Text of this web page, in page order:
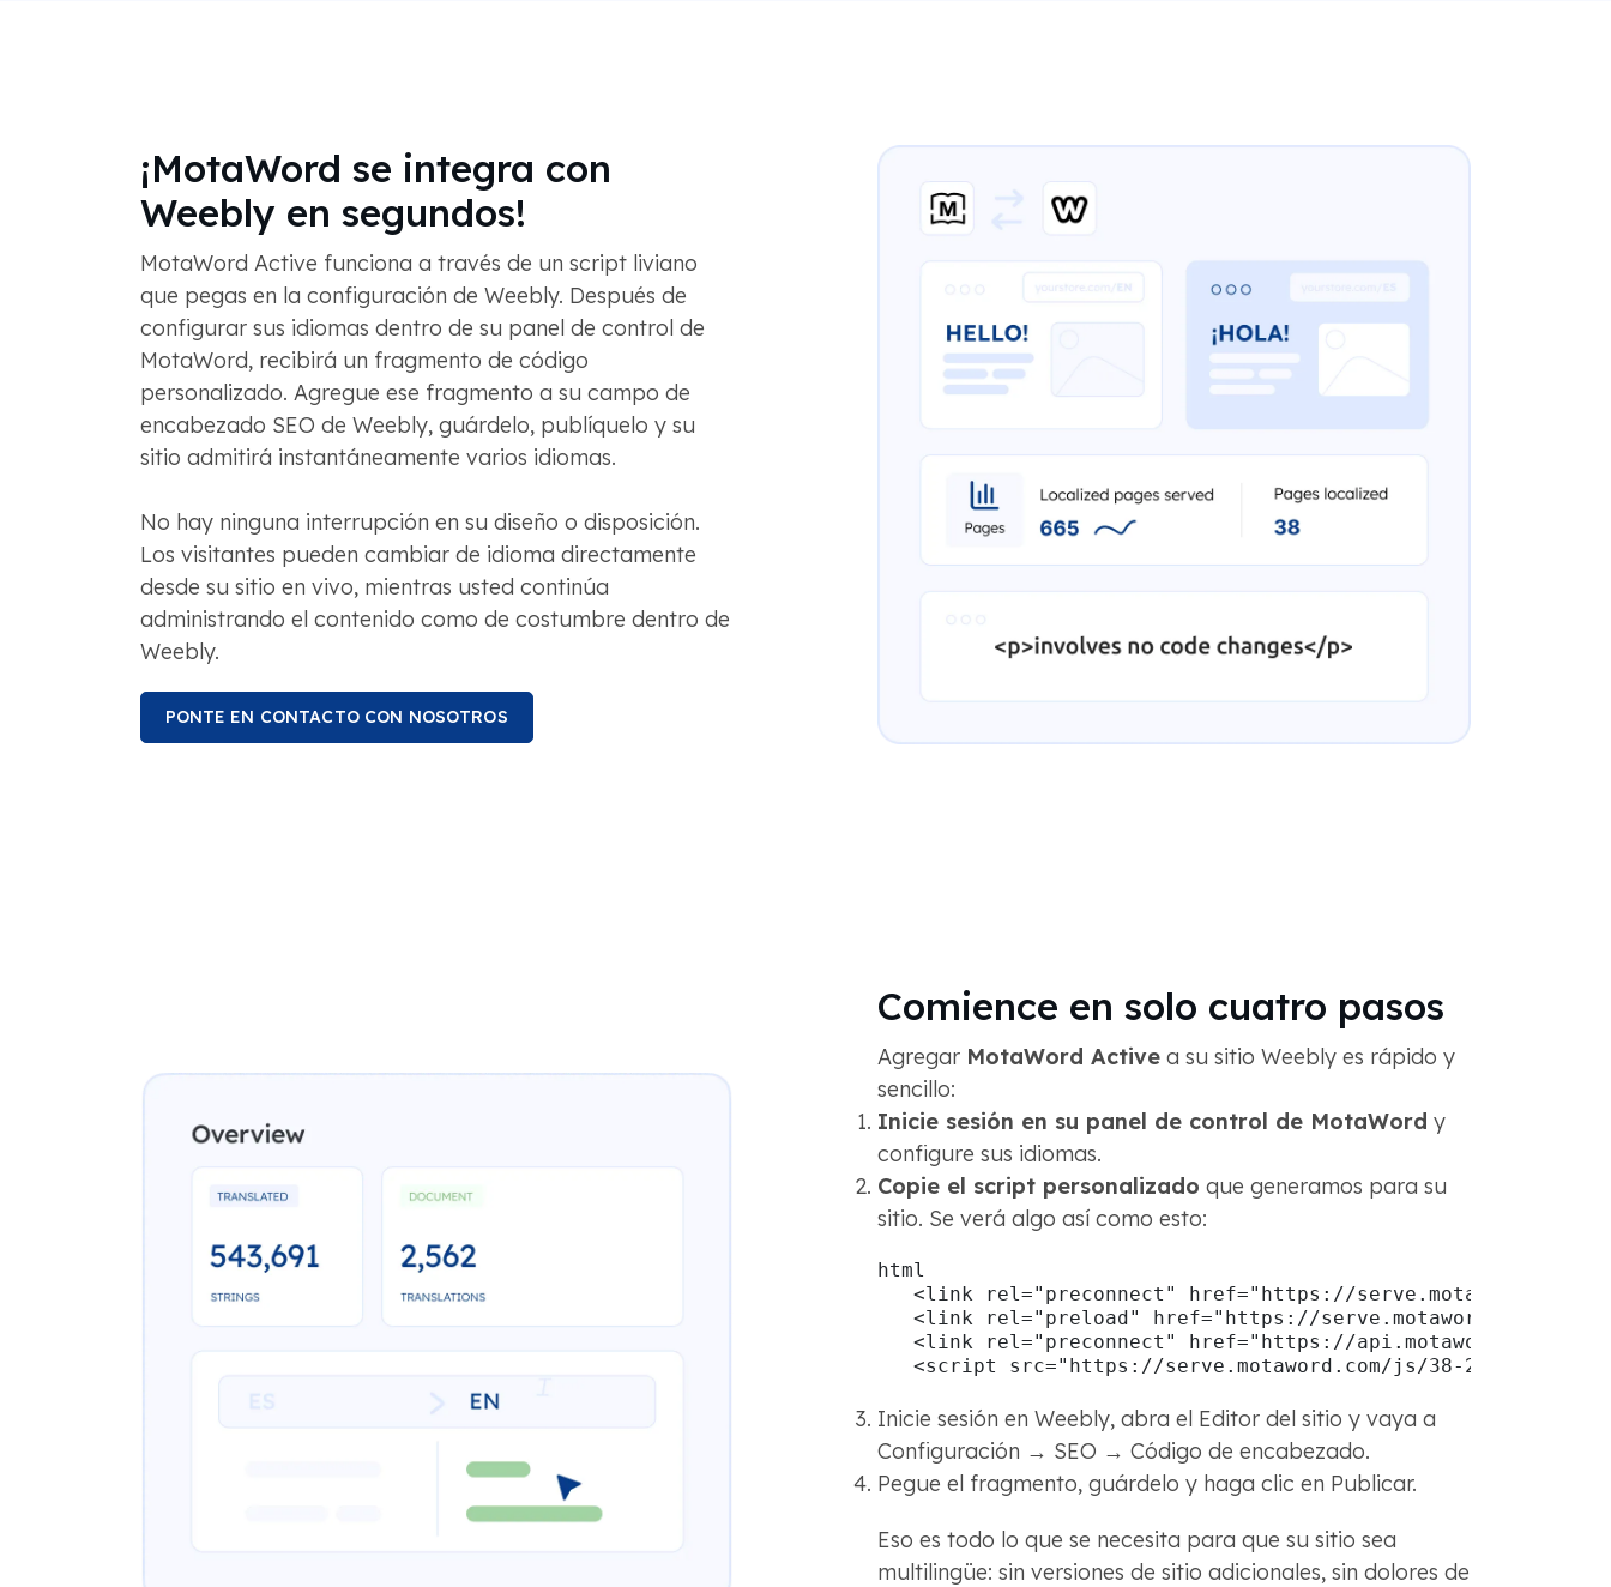
¡MotaWord se integra con
Weebly en segundos!
MotaWord Active funciona a través de un script liviano
que pegas en la configuración de Weebly. Después de
configurar sus idiomas dentro de su panel de control de
MotaWord, recibirá un fragmento de código
personalizado. Agregue ese fragmento a su campo de
encabezado SEO de Weebly, guárdelo, publíquelo y su
sitio admitirá instantáneamente varios idiomas.
No hay ninguna interrupción en su diseño o disposición.
Los visitantes pueden cambiar de idioma directamente
desde su sitio en vivo, mientras usted continúa
administrando el contenido como de costumbre dentro de
Weebly.
PONTE EN CONTACTO CON NOSOTROS
Comience en solo cuatro pasos
Agregar MotaWord Activea su sitio Weebly es rápido y
sencillo:
Inicie sesión en su panel de control de MotaWord y
configure sus idiomas.
Copie el script personalizado que generamos para su
sitio. Se verá algo así como esto:
html
   <link rel="preconnect" href="https://serve.motaword.com">
<link rel="preload" href="https://serve.motaword.com/js/
   <link rel="preconnect" href="https://api.motaword.com">
<script src="https://serve.motaword.com/js/38-299.js"
Inicie sesión en Weebly, abra el Editor del sitio y vaya a
Configuración → SEO → Código de encabezado.
Pegue el fragmento, guárdelo y haga clic en Publicar.
Eso es todo lo que se necesita para que su sitio sea
multilingüe: sin versiones de sitio adicionales, sin dolores de